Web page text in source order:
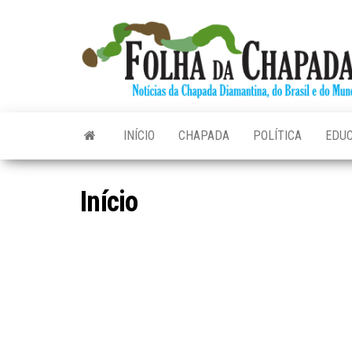
INÍCIO CHAPADA POLÍTICA
Início